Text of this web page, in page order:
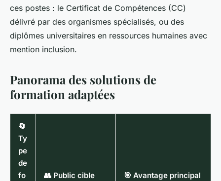
ces postes : le Certificat de Compétences (CC)
délivré par des organismes spécialisés, ou des
diplômes universitaires en ressources humaines avec
mention inclusion.
Panorama des solutions de
formation adaptées
🔄
Ty
pe
de
fo
👥 Public cible 🎯 Avantage principal